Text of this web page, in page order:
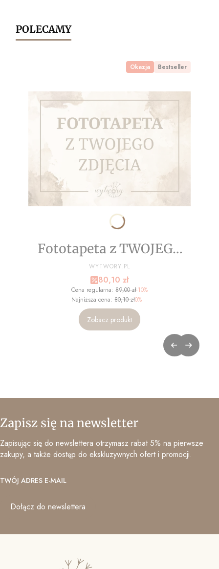
POLECAMY
Okazja Bestseller
Fototapeta z TWOJEGO
ZDJĘCIA - NA WYMIAR
PRODUCENT
WYTWORY.PL
Cena promocyjna
80,10 zł
Cena regularna: 89,00 zł-10%
Najniższa cena: 80,10 zł0%
Zobacz produkt
Zapisz się na newsletter
Zapisując się do newslettera otrzymasz rabat 5% na pierwsze
zakupy, a także dostęp do ekskluzywnych ofert i promocji.
TWÓJ ADRES E-MAIL
Dołącz do newslettera